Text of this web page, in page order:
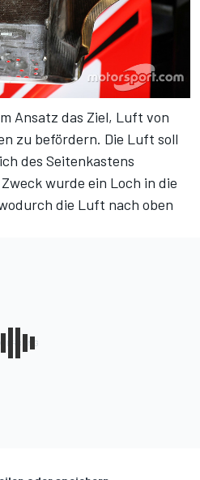
Ansatz das Ziel, Luft von
zu befördern. Die Luft soll
des Seitenkastens
wurde ein Loch in die
die Luft nach oben